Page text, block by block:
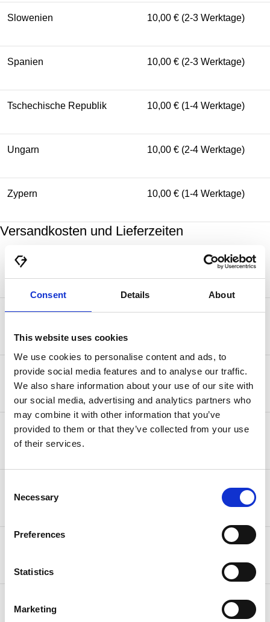
Consent Details About
This website uses cookies
We use cookies to personalise content and ads, to
provide social media features and to analyse our traffic.
We also share information about your use of our site with
our social media, advertising and analytics partners who
may combine it with other information that you’ve
provided to them or that they’ve collected from your use
of their services.
Selection
Necessary
Preferences
Statistics
Marketing
Slowenien 10,00 € (2-3 Werktage)
Spanien 10,00 € (2-3 Werktage)
Tschechische Republik 10,00 € (1-4 Werktage)
Ungarn 10,00 € (2-4 Werktage)
Zypern 10,00 € (1-4 Werktage)
Versandkosten und Lieferzeiten
Zielland
50,00 € (2-5 Werktage) kostenlos ab
Monaco
25,00 € (2-4 Werktage) kostenlos ab
500,00 €
Norwegen
25,00 € (2-4 Werktage) kostenlos ab
Schweiz
50,00 € (3-5 Werktage) kostenlos ab
Island
25,00 € (3-5 Werktage) kostenlos ab